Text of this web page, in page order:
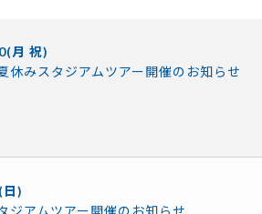
月 祝)
休みスタジアムツアー開催のお知らせ
)